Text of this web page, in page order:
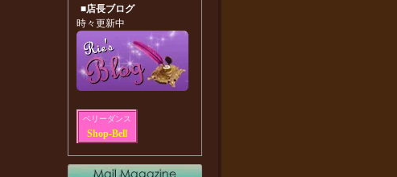
■店長ブログ
時々更新中
ベリーダンス
Shop-Bell